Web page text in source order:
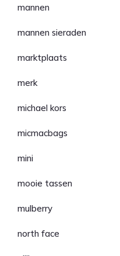
mannen
mannen sieraden
marktplaats
merk
michael kors
micmacbags
mini
mooie tassen
mulberry
north face